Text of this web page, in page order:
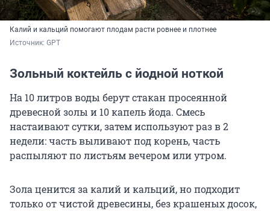
Калий и кальций помогают плодам расти ровнее и плотнее
Источник: GPT
Зольный коктейль с йодной ноткой
На 10 литров воды берут стакан просеянной
древесной золы и 10 капель йода. Смесь
настаивают сутки, затем используют раз в 2
недели: часть выливают под корень, часть
распыляют по листьям вечером или утром.
Зола ценится за калий и кальций, но подходит
только от чистой древесины, без крашеных досок,